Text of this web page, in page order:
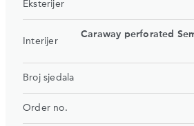
Eksterijer
Interijer
Caraway perforated
Broj sjedala
Order no.